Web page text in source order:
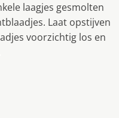
laagjes gesmolten
Laat opstijven
voorzichtig los en